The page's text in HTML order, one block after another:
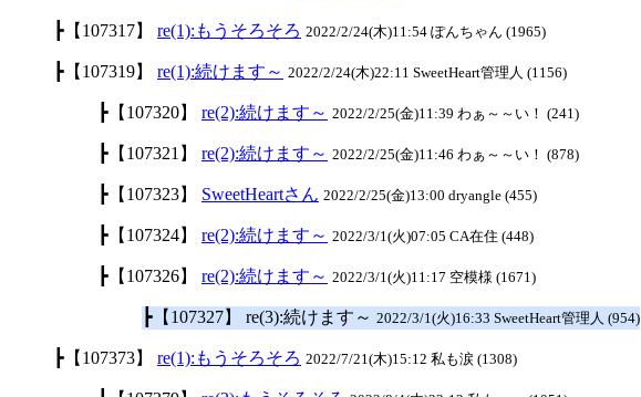
┣【107317】 re(1):もうそろそろ 2022/2/24(木)11:54 ぽんちゃん (1965)
┣【107319】 re(1):続けます～ 2022/2/24(木)22:11 SweetHeart管理人 (1156)
┣【107320】 re(2):続けます～ 2022/2/25(金)11:39 わぁ～～い！ (241)
┣【107321】 re(2):続けます～ 2022/2/25(金)11:46 わぁ～～い！ (878)
┣【107323】 SweetHeartさん 2022/2/25(金)13:00 dryangle (455)
┣【107324】 re(2):続けます～ 2022/3/1(火)07:05 CA在住 (448)
┣【107326】 re(2):続けます～ 2022/3/1(火)11:17 空模様 (1671)
┣【107327】 re(3):続けます～ 2022/3/1(火)16:33 SweetHeart管理人 (954)
┣【107373】 re(1):もうそろそろ 2022/7/21(木)15:12 私も涙 (1308)